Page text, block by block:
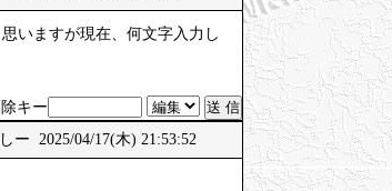
いますが現在、何文字入力し
キー
ー 2025/04/17(木) 21:53:52